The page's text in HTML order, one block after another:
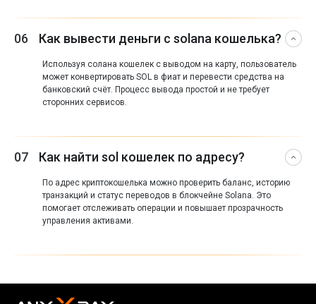
06 Как вывести деньги с solana кошелька?
Используя солана кошелек с выводом на карту, пользователь
может конвертировать SOL в фиат и перевести средства на
банковский счёт. Процесс вывода простой и не требует
сторонних сервисов.
07 Как найти sol кошелек по адресу?
По адрес криптокошелька можно проверить баланс, историю
транзакций и статус переводов в блокчейне Solana. Это
помогает отслеживать операции и повышает прозрачность
управления активами.